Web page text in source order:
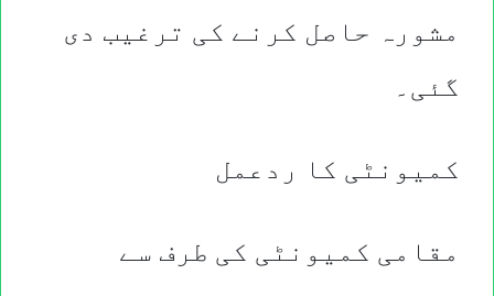
مشورہ حاصل کرنے کی ترغیب دی
گئی۔
کمیونٹی کا ردعمل
مقامی کمیونٹی کی طرف سے